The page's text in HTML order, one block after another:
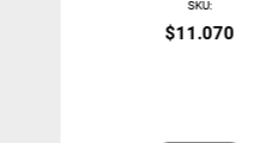
Activex
SKU:
$11.070